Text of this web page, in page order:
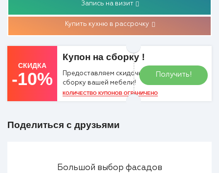
Запись на визит
Купить кухню в рассрочку
СКИДКА
-10%
Купон на сборку !
Предоставляем скидочный купон на
сборку вашей мебели!
КОЛИЧЕСТВО КУПОНОВ ОГРАНИЧЕНО
Получить!
Поделиться с друзьями
Большой выбор фасадов